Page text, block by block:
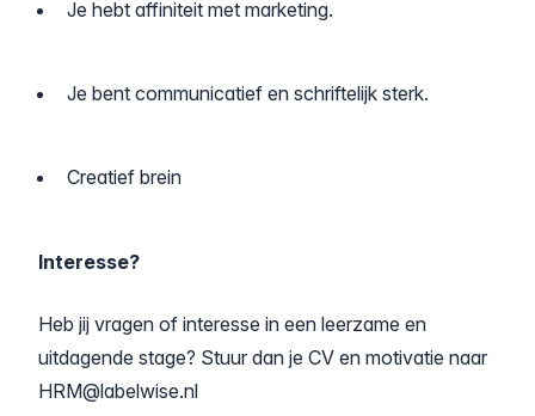
Je hebt affiniteit met marketing.
Je bent communicatief en schriftelijk sterk.
Creatief brein
Interesse?
Heb jij vragen of interesse in een leerzame en
uitdagende stage? Stuur dan je CV en motivatie naar
HRM@labelwise.nl